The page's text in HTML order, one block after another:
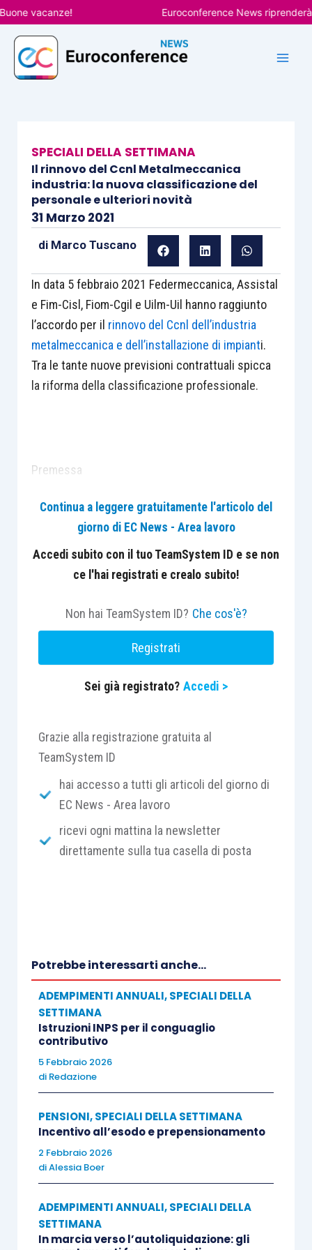
Vai
al
contenuto
vacanze! Euroconference News riprenderà le
SPECIALI DELLA SETTIMANA
Il rinnovo del Ccnl Metalmeccanica
industria: la nuova classificazione del
personale e ulteriori novità
31 Marzo 2021
di Marco Tuscano
In data 5 febbraio 2021 Federmeccanica, Assistal
e Fim-Cisl, Fiom-Cgil e Uilm-Uil hanno raggiunto
l’accordo per il rinnovo del Ccnl dell’industria
metalmeccanica e dell’installazione di impianti.
Tra le tante nuove previsioni contrattuali spicca
la riforma della classificazione professionale.
Premessa
tra le parti coinvolte per il rinnovo del Ccnl per
l’industria metalmeccanica e dell’installazione di
impianti, che coinvolge una platea di circa
1.600.000 lavoratori.
Il rinnovo arriva dopo un periodo di trattative
lungo e intenso, caratterizzato anche
dall’indizione di scioperi da parte di Fim, Fiom e
contratto collettivo riguardano principalmente:
l’inquadramento professionale;
il salario;
l’assistenza sanitaria integrativa;
gli appalti nei pubblici servizi;
le misure per le donne vittime di violenza
di genere;
l’apprendistato professionalizzante;
la quota contrattuale.
Si specifica che il precedente Ccnl, con scadenza
31 dicembre 2019, ha operato in regime di
nuovo accordo.
Il nuovo contratto decorre dal 5 febbraio 2021 e
avrà vigore fino al 30 giugno 2024.
Per dovere di precisione, si chiarisce che ad oggi
è stata raggiunta l’intesa tra le parti, nel breve
Continua a leggere gratuitamente l'articolo del
giorno di EC News - Area lavoro
Accedi subito con il tuo TeamSystem ID e se non
ce l'hai registrati e crealo subito!
Non hai TeamSystem ID? Che cos'è?
Registrati
Sei già registrato? Accedi >
Grazie alla registrazione gratuita al
TeamSystem ID
hai accesso a tutti gli articoli del giorno di
EC News - Area lavoro
ricevi ogni mattina la newsletter
direttamente sulla tua casella di posta
Potrebbe interessarti anche...
ADEMPIMENTI ANNUALI,SPECIALI DELLA
SETTIMANA
Istruzioni INPS per il conguaglio
contributivo
5 Febbraio 2026
di Redazione
PENSIONI,SPECIALI DELLA SETTIMANA
Incentivo all’esodo e prepensionamento
2 Febbraio 2026
diAlessia Boer
ADEMPIMENTI ANNUALI,SPECIALI DELLA
SETTIMANA
In marcia verso l’autoliquidazione: gli